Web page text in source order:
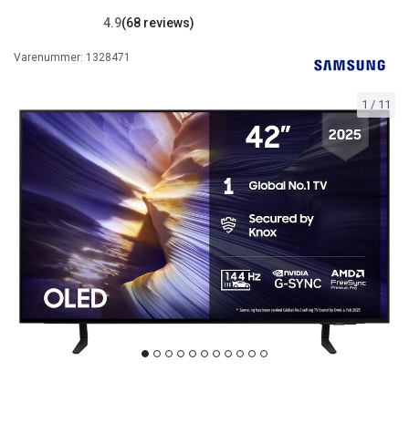
1 / 11
4.9(68 reviews)
Varenummer: 1328471